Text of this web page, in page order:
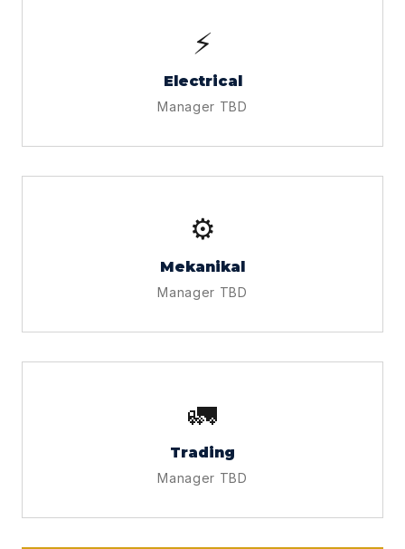
⚡
Electrical
Manager TBD
⚙️
Mekanikal
Manager TBD
🚛
Trading
Manager TBD